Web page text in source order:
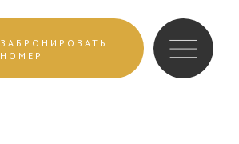
ЗАБРОНИРОВАТЬ
НОМЕР